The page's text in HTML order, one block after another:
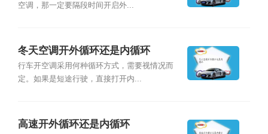
空调，那一定要隔段时间开启外...
冬天空调开外循环还是内循环
行车开空调采用何种循环方式，需要视情况而
定。如果是短途行驶，直接打开内...
高速开外循环还是内循环